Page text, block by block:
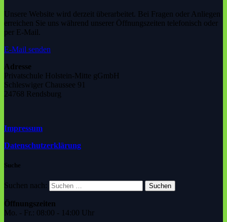
Unsere Website wird derzeit überarbeitet. Bei Fragen oder Anliegen
erreichen Sie uns während unserer Öffnungszeiten telefonisch oder
per E-Mail.
E-Mail senden
Adresse
Privatschule Holstein-Mitte gGmbH
Schleswiger Chaussee 91
24768 Rendsburg
Impressum
Datenschutzerklärung
Suche
Suchen nach:
Öffnungszeiten
Mo. - Fr.: 08:00 - 14:00 Uhr